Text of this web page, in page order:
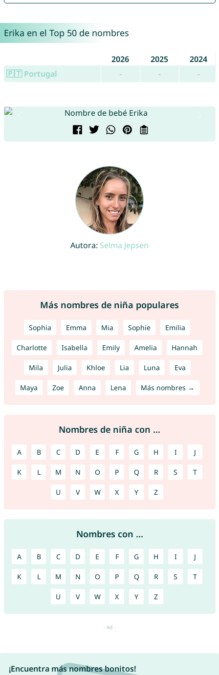
Erika en el Top 50 de nombres
2026 2025
2024
🇵🇹 Portugal
- - -
Autora: Selma Jepsen
Más nombres de niña populares
Sophia Emma Mia Sophie Emilia
Charlotte Isabella Emily Amelia Hannah
Mila Julia Khloe Lia Luna Eva
Maya Zoe Anna Lena Más nombres →
Nombres de niña con ...
A B C D E F G H I J
K L M N O P Q R S T
U V W X Y Z
Nombres con ...
A B C D E F G H I J
K L M N O P Q R S T
U V W X Y Z
¡Encuentra más nombres bonitos!